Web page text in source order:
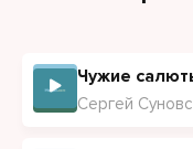
Чужие
Сергей